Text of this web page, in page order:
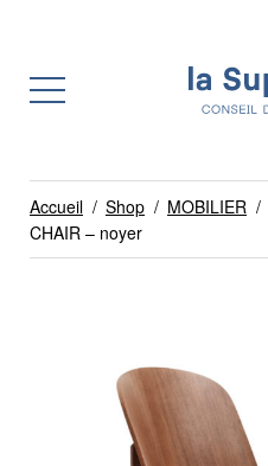
Accueil / Shop / MOBILIER /
CHAIR – noyer